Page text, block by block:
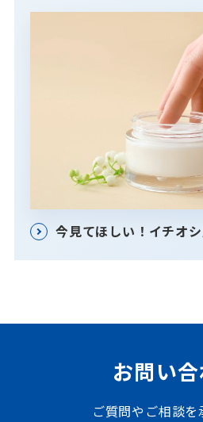
今見てほしい！イチオ
お問い
ご質問やご相談を